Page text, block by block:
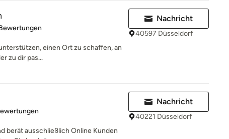
5 von 5 Sternen
einen Ort zu schaffen, an
zu dir pas...
Nachricht
40597 Düsseldorf
5 von 5 Sternen
berät ausschließlich Online Kunden
Nachricht
40221 Düsseldorf